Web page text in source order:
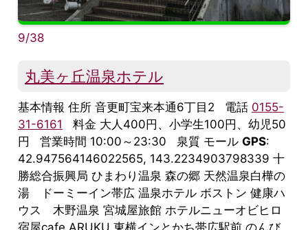
9/38
丸美ヶ丘温泉ホテル
基本情報 住所 音更町宝来本通6丁目2 電話 0155-
31-6161 料金 大人400円、小学生100円、幼児50
円 営業時間 10:00～23:30 泉質 モール GPS:
42.947564146022565, 143.2234903798339 十
勝総合振興局 ひまわり温泉 森の郷 天然温泉白樺の
湯 ドーミーイン帯広 温泉ホテル ボストン 健康ハ
ウス 木野温泉 宮城屋旅館 ホテルニューオビヒロ
宿屋cafe ARUKU 東横インとかち帯広駅前 のんび